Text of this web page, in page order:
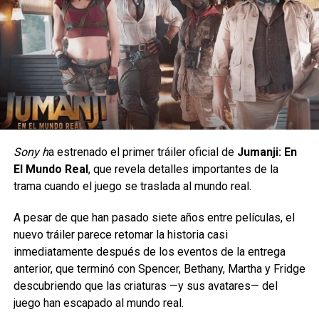
LO MALO
El hecho de queZendayablinde a su personaje con miras
impoluta, trae como consecuencia que no explote sus
capacidades narrativas, la historia se esfuerza (y
tristemente lo consigue) por restarle “villanía” a sus actos,
no quiere que sea un personaje juzgado sino entendido, en
la historia del cine hay grandísimos villanos, personajes
deplorables que se han ganado nuestro corazón y su lugar
Su excelente desempeño en taquilla y el respaldo de la
culto para las fiestas.
Siguenos en todas nuestrasredes socialespara estar
enterado de lo más atractivo del mundo geek, además
suscríbete a nuestro canal deYoutubeypodcast
No se trata de llevar un personaje estampado, sino de
convierten cada par en una pieza llena de personalidad.
Esta colección llegará exclusivamente con dos modelos:
Wally Funk Spider-Man y
Wally Funk Hulk, convirtiéndose en la única puerta de
entrada para los fans a este
Sony ha estrenado el primer tráiler oficial de Jumanji: En
El Mundo Real, que revela detalles importantes de la
trama cuando el juego se traslada al mundo real.
A pesar de que han pasado siete años entre películas, el
nuevo tráiler parece retomar la historia casi
inmediatamente después de los eventos de la entrega
anterior, que terminó con Spencer, Bethany, Martha y Fridge
descubriendo que las criaturas —y sus avatares— del
juego han escapado al mundo real.